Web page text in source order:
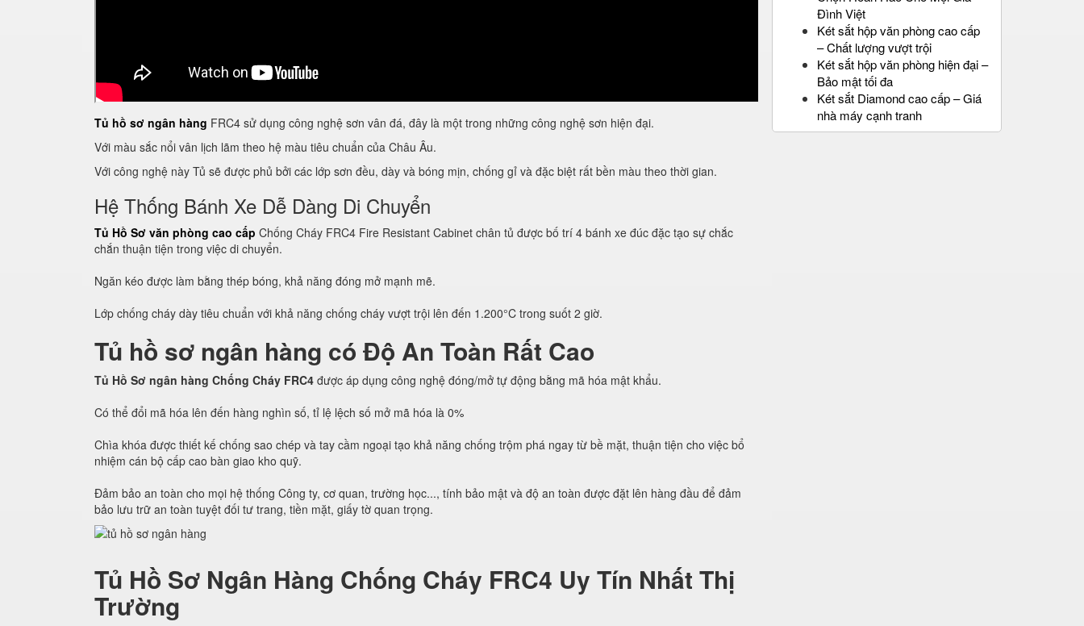
Tủ hồ sơ ngân hàng FRC4 sử dụng công nghệ sơn vân đá, đây là một trong những công nghệ sơn hiện đại.
Với màu sắc nổi vân lịch lãm theo hệ màu tiêu chuẩn của Châu Âu.
Với công nghệ này Tủ sẽ được phủ bởi các lớp sơn đều, dày và bóng mịn, chống gỉ và đặc biệt rất bền màu theo thời gian.
Hệ Thống Bánh Xe Dễ Dàng Di Chuyển
Tủ Hồ Sơ văn phòng cao cấp Chống Cháy FRC4 Fire Resistant Cabinet chân tủ được bố trí 4 bánh xe đúc đặc tạo sự chắc
chắn thuận tiện trong việc di chuyển.
Ngăn kéo được làm bằng thép bóng, khả năng đóng mở mạnh mẽ.
Lớp chống cháy dày tiêu chuẩn với khả năng chống cháy vượt trội lên đến 1.200°C trong suốt 2 giờ.
Tủ hồ sơ ngân hàng có Độ An Toàn Rất Cao
Tủ Hồ Sơ ngân hàng Chống Cháy FRC4 được áp dụng công nghệ đóng/mở tự động bằng mã hóa mật khẩu.
Có thể đổi mã hóa lên đến hàng nghìn số, tỉ lệ lệch số mở mã hóa là 0%
Chìa khóa được thiết kế chống sao chép và tay cầm ngoại tạo khả năng chống trộm phá ngay từ bề mặt, thuận tiện cho việc bổ
nhiệm cán bộ cấp cao bàn giao kho quỹ.
Đảm bảo an toàn cho mọi hệ thống Công ty, cơ quan, trường học..., tính bảo mật và độ an toàn được đặt lên hàng đầu để đảm
bảo lưu trữ an toàn tuyệt đối tư trang, tiền mặt, giấy tờ quan trọng.
Tủ Hồ Sơ Ngân Hàng Chống Cháy FRC4 Uy Tín Nhất Thị
Trường
Đình Việt
Két sắt hộp văn phòng cao cấp
– Chất lượng vượt trội
Két sắt hộp văn phòng hiện đại –
Bảo mật tối đa
Két sắt Diamond cao cấp – Giá
nhà máy cạnh tranh